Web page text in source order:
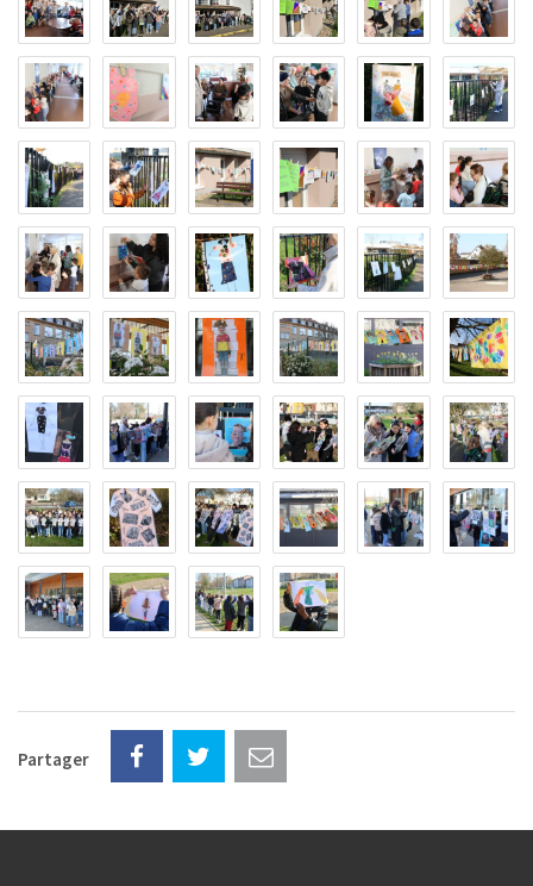
Partager